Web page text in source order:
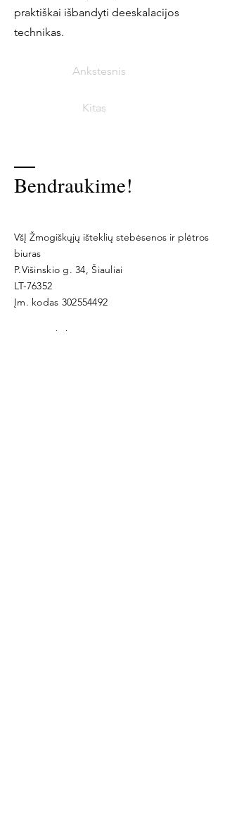
praktiškai išbandyti deeskalacijos
technikas.
Ankstesnis
Kitas
Bendraukime!
VšĮ Žmogiškųjų išteklių stebėsenos ir plėtros
biuras
P.Višinskio g. 34, Šiauliai
LT-76352
Įm. kodas 302554492
www.zispb.lt